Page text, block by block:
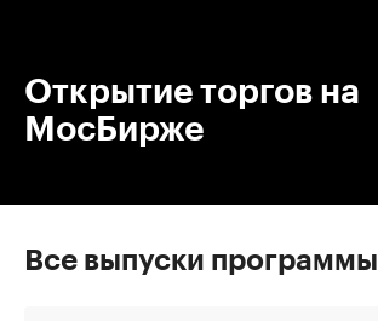
Открытие торгов на
МосБирже
Все выпуски программы